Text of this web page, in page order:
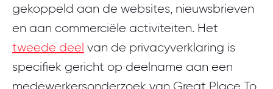
Sterker leiderschap, betrokken medewerkers en cultuur
als basis voor groei
WEBINAR
World's Best Workplaces™
LIJST
Best Workplaces™ Nederland 2026
Webinars terugkijken
WEBINAR
NIEUWSBRIEF
Op de hoogte blijven?
INTERNATIONAL WEBSITES
Bekijk alle landen
Kennismaken
gekoppeld aan de websites, nieuwsbrieven
en aan commerciële activiteiten. Het
tweede deel van de privacyverklaring is
specifiek gericht op deelname aan een